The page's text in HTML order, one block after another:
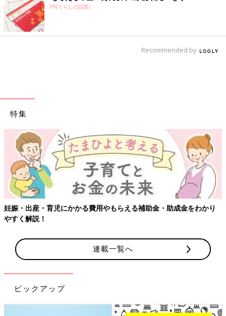
PR(くらしの話題)
Recommended by
特集
妊娠・出産・育児にかかる費用やもらえる補助金・助成金をわかり
やすく解説！
連載一覧へ
ピックアップ